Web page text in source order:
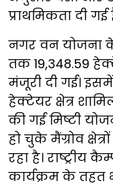
प्राथमिकता दी गई
नगर वन योजना
तक 19,348.59
मंजूरी दी गई।
हेक्टेयर क्षेत्र
की गई मिष्टी
हो चुके मैंग्रोव
रहा है। राष्ट्रीय
कार्यक्रम के तहत